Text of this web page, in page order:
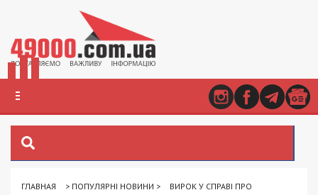
ГЛАВНАЯ > ПОПУЛЯРНІ НОВИНИ >
ВИРОК У СПРАВІ ПРО